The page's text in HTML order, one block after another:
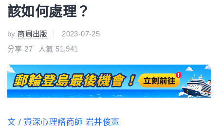
該如何處理？
by 商周出版
2023-07-25
分享 27 人氣 51,941
文 / 資深心理諮商師 岩井俊憲